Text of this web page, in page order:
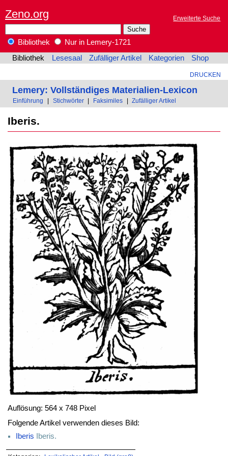
Zeno.org Erweiterte Suche
Bibliothek
Nur in Lemery-1721
Bibliothek
Lesesaal Zufälliger Artikel Kategorien Shop
DRUCKEN
Lemery: Vollständiges Materialien-Lexicon
Einführung Stichwörter Faksimiles Zufälliger Artikel
Iberis.
Auflösung: 564 x 748 Pixel
Folgende Artikel verwenden dieses Bild:
Iberis
Iberis.